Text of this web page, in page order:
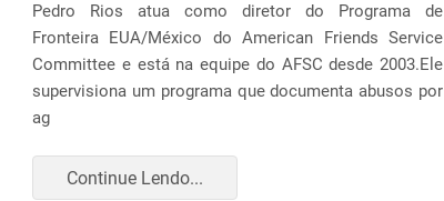
Pedro Rios atua como diretor do Programa de
Fronteira EUA/México do American Friends Service
Committee e está na equipe do AFSC desde 2003.Ele
supervisiona um programa que documenta abusos por
ag
Continue Lendo...